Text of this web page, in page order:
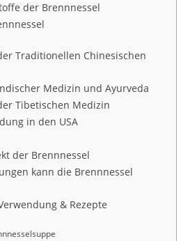
der Brennnessel
Traditionellen Chinesischen
Medizin und Ayurveda
Tibetischen Medizin
in den USA
der Brennnessel
kann die Brennnessel
& Rezepte